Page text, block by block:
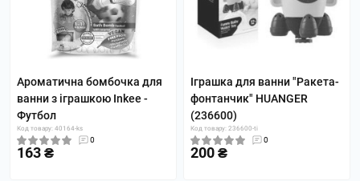
Ароматична бомбочка для
ванни з іграшкою Inkee -
Футбол
Код товару: 40164-ks
0
163 ₴
Іграшка для ванни "Ракета-
фонтанчик" HUANGER
(236600)
Код товару: 236600-ti
0
200 ₴